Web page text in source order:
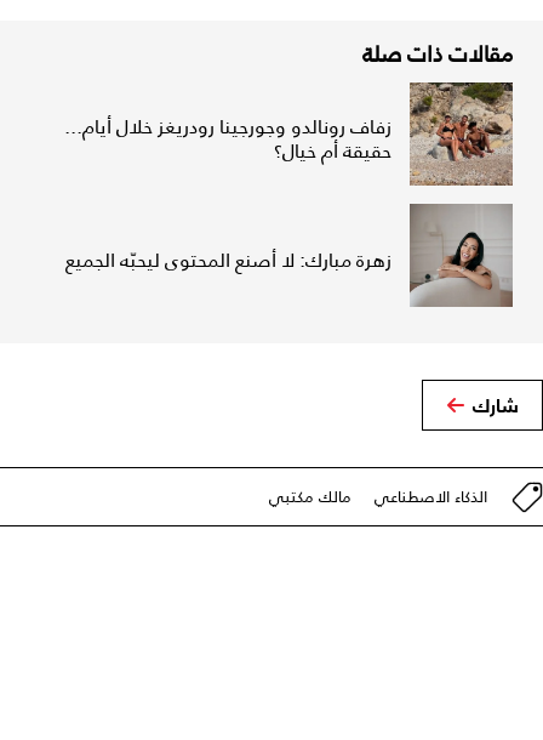
مقالات ذات صلة
زفاف رونالدو وجورجينا رودريغز خلال أيام...
حقيقة أم خيال؟
زهرة مبارك: لا أصنع المحتوى ليحبّه الجميع
شارك
الذكاء الاصطناعي مالك مكتبي